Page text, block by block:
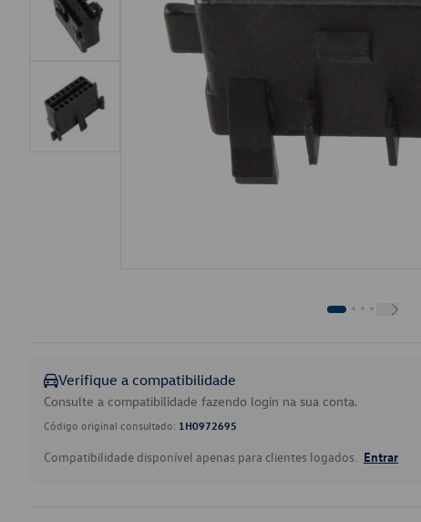
Verifique a compatibilidade
Consulte a compatibilidade fazendo login na sua conta.
Código original consultado: 1H0972695
Compatibilidade disponível apenas para clientes logados. Entrar